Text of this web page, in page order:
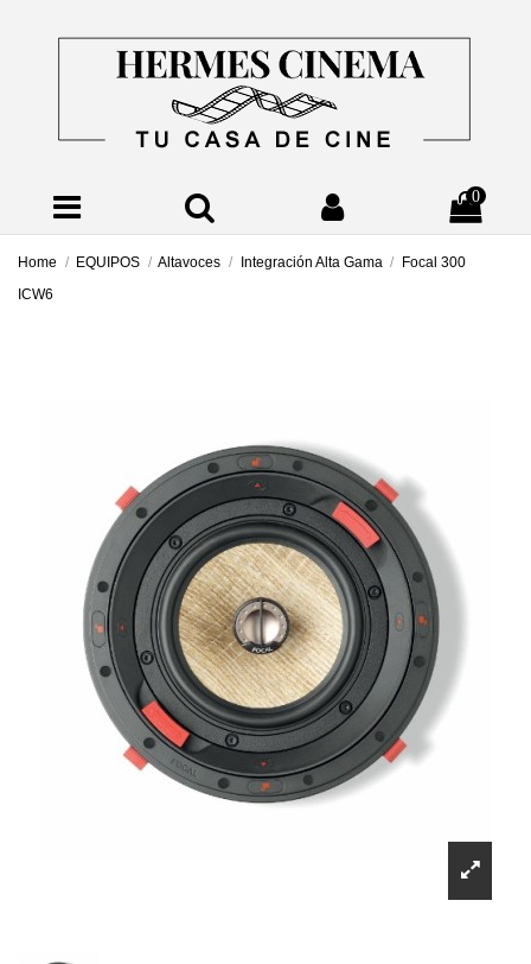
0
Home EQUIPOS Altavoces Integración Alta Gama
Focal 300
ICW6